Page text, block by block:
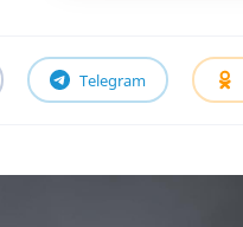
Telegram